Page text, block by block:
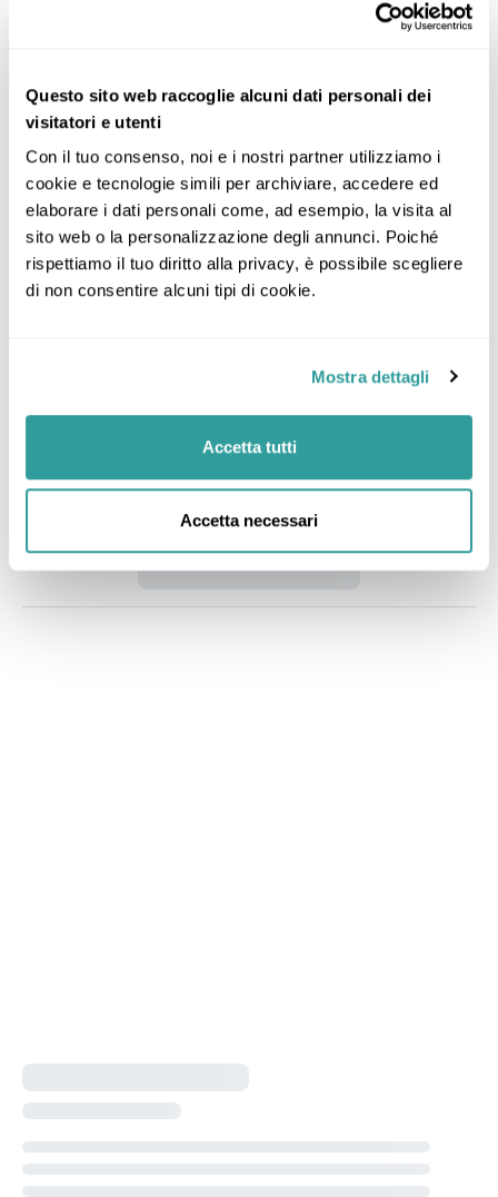
Questo sito web raccoglie alcuni dati personali dei
visitatori e utenti
Con il tuo consenso, noi e i nostri partner utilizziamo i
cookie e tecnologie simili per archiviare, accedere ed
elaborare i dati personali come, ad esempio, la visita al
sito web o la personalizzazione degli annunci. Poiché
rispettiamo il tuo diritto alla privacy, è possibile scegliere
di non consentire alcuni tipi di cookie.
Mostra dettagli
Accetta tutti
Accetta necessari